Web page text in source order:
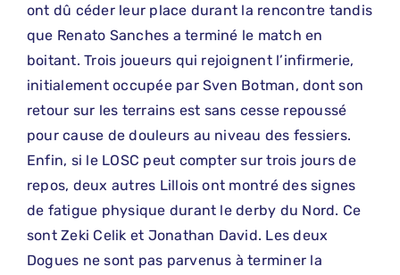
ont dû céder leur place durant la rencontre tandis
que Renato Sanches a terminé le match en
boitant. Trois joueurs qui rejoignent l’infirmerie,
initialement occupée par Sven Botman, dont son
retour sur les terrains est sans cesse repoussé
pour cause de douleurs au niveau des fessiers.
Enfin, si le LOSC peut compter sur trois jours de
repos, deux autres Lillois ont montré des signes
de fatigue physique durant le derby du Nord. Ce
sont Zeki Celik et Jonathan David. Les deux
Dogues ne sont pas parvenus à terminer la